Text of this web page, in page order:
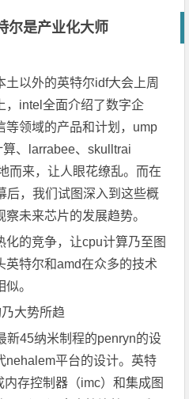
尔是产业化大师
土以外的英特尔idf大会上周
，intel全面介绍了数字企
等领域的产品和计划，ump
、larrabee、skulltrai
而来，让人眼花缭乱。而在
后，我们试图深入到这些概
未来芯片的发展趋势。
化的竞争，让cpu计算乃至图
英特尔和amd在众多的技术
。
大势所趋
新45纳米制程的penryn的设
nehalem平台的设计。英特
存控制器（imc）和集成图